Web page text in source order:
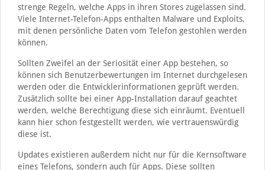
strenge Regeln, welche Apps in ihren Stores zugelassen sind.
Viele Internet-Telefon-Apps enthalten Malware und Exploits,
mit denen persönliche Daten vom Telefon gestohlen werden
können.
Sollten Zweifel an der Seriosität einer App bestehen, so
können sich Benutzerbewertungen im Internet durchgelesen
werden oder die Entwicklerinformationen geprüft werden.
Zusätzlich sollte bei einer App-Installation darauf geachtet
werden, welche Berechtigung diese sich einräumt. Eventuell
kann hier schon festgestellt werden, wie vertrauenswürdig
diese ist.
Updates existieren außerdem nicht nur für die Kernsoftware
eines Telefons, sondern auch für Apps. Diese sollten